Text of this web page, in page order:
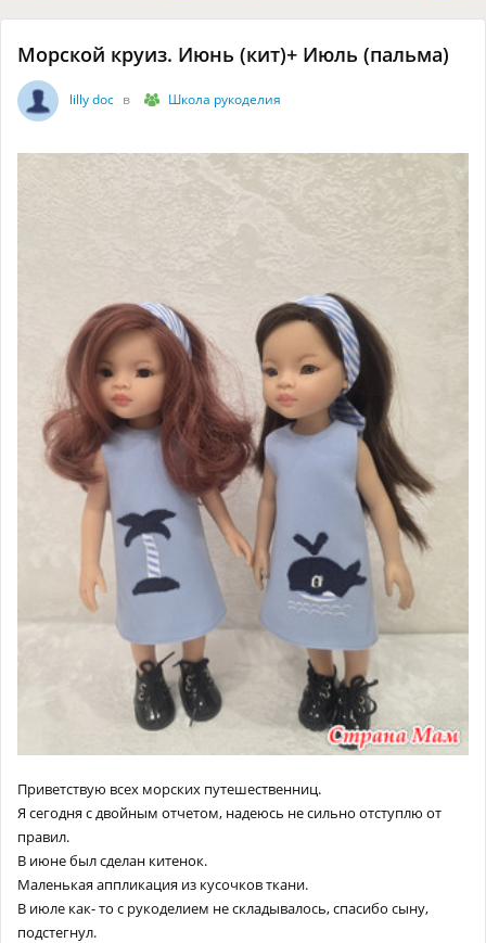
Морской круиз. Июнь (кит)+ Июль (пальма)
lilly doc в Школа рукоделия
Приветствую всех морских путешественниц.
Я сегодня с двойным отчетом, надеюсь не сильно отступлю от
правил.
В июне был сделан китенок.
Маленькая аппликация из кусочков ткани.
В июле как- то с рукоделием не складывалось, спасибо сыну,
подстегнул.